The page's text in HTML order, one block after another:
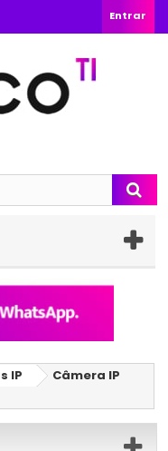
Entrar
IP
Câmera IP